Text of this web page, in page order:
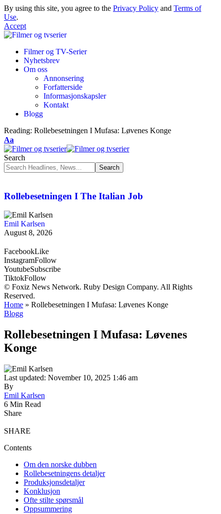
By using this site, you agree to the Privacy Policy and Terms of
Use.
Accept
Filmer og TV-Serier
Nyhetsbrev
Om oss
Annonsering
Forfatterside
Informasjonskapsler
Kontakt
Blogg
Reading: Rollebesetningen I Mufasa: Løvenes Konge
Aa
Search
Rollebesetningen I The Italian Job
Emil Karlsen
August 8, 2026
FacebookLike
InstagramFollow
YoutubeSubscribe
TiktokFollow
© Foxiz News Network. Ruby Design Company. All Rights
Reserved.
Home » Rollebesetningen I Mufasa: Løvenes Konge
Blogg
Rollebesetningen I Mufasa: Løvenes
Konge
Last updated: November 10, 2025 1:46 am
By
Emil Karlsen
6 Min Read
Share
SHARE
Contents
Om den norske dubben
Rollebesetningens detaljer
Produksjonsdetaljer
Konklusjon
Ofte stilte spørsmål
Oppsummering